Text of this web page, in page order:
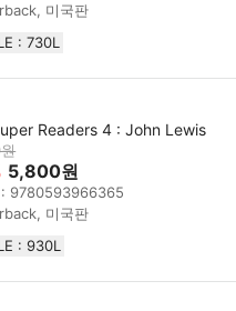
미국판
: 730L
Readers 4 : John Lewis
5,800원
: 9780593966365
미국판
: 930L